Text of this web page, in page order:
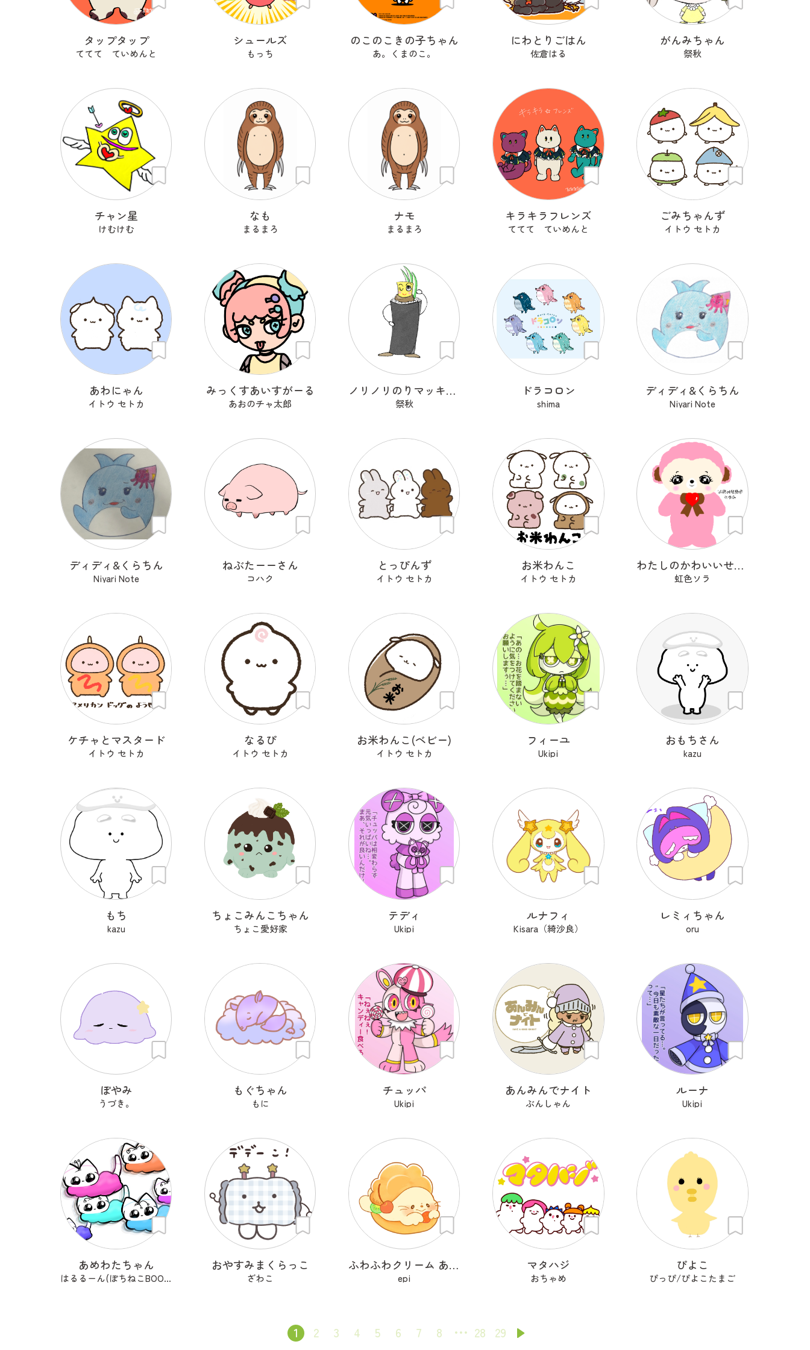
タップタップ
ててて ていめんと
シュールズ
もっち
のこのこきの子ちゃん
あ。くまのこ。
にわとりごはん
佐倉はる
がんみちゃん
祭秋
チャン星
けむけむ
なも
まるまろ
ナモ
まるまろ
キラキラフレンズ
ててて ていめんと
ごみちゃんず
イトウ セトカ
あわにゃん
イトウ セトカ
みっくすあいすがーる
あおのチャ太郎
ノリノリのりマッキーさん
祭秋
ドラコロン
shima
ディディ&くらちん
Niyari Note
ディディ&くらちん
Niyari Note
ねぶたーーさん
コハク
とっぴんず
イトウ セトカ
お米わんこ
イトウ セトカ
わたしのかわいいせかい
虹色ソラ
ケチャとマスタード
イトウ セトカ
なるぴ
イトウ セトカ
お米わんこ(ベビー)
イトウ セトカ
フィーユ
Ukipi
おもちさん
kazu
もち
kazu
ちょこみんこちゃん
ちょこ愛好家
テディ
Ukipi
ルナフィ
Kisara（綺沙良）
レミィちゃん
oru
ぽやみ
うづき。
もぐちゃん
もに
チュッパ
Ukipi
あんみんでナイト
ぶんしゃん
ルーナ
Ukipi
あめわたちゃん
はるるーん(ぽちねこBOOKS)
おやすみまくらっこ
ざわこ
ふわふわクリーム あざらシュー
epi
マタハジ
おちゃめ
ぴよこ
ぴっぴ/ぴよこたまご
1 2 3 4 5 6 7 8 28 29